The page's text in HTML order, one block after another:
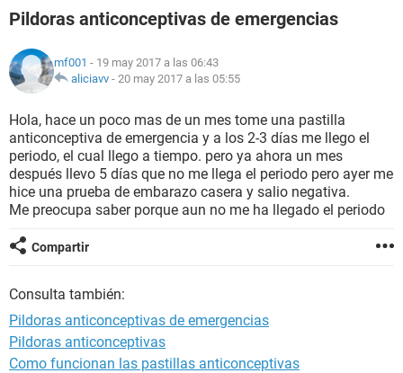
NUTRICIÓN
BIENESTAR
SEXUALIDAD
GLOSARIO
Pildoras anticonceptivas de emergencias
mf001 - 19 may 2017 a las 06:43
aliciavv - 20 may 2017 a las 05:55
Hola, hace un poco mas de un mes tome una pastilla
anticonceptiva de emergencia y a los 2-3 días me llego el
periodo, el cual llego a tiempo. pero ya ahora un mes
después llevo 5 días que no me llega el periodo pero ayer me
hice una prueba de embarazo casera y salio negativa.
Me preocupa saber porque aun no me ha llegado el periodo
Compartir
Consulta también:
Pildoras anticonceptivas de emergencias
Pildoras anticonceptivas
Como funcionan las pastillas anticonceptivas